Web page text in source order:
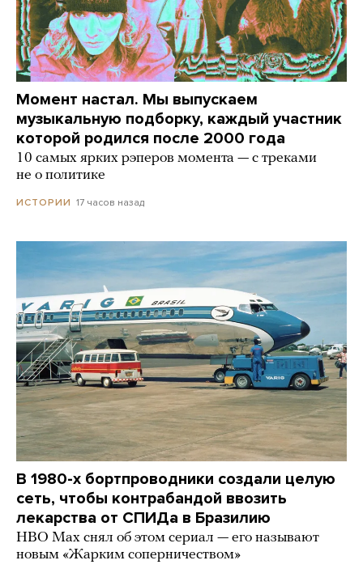
Момент настал. Мы выпускаем
музыкальную подборку, каждый участник
которой родился после 2000 года
10 самых ярких рэперов момента — с треками
не о политике
ИСТОРИИ 17 часов назад
В 1980-х бортпроводники создали целую
сеть, чтобы контрабандой ввозить
лекарства от СПИДа в Бразилию
HBO Max снял об этом сериал — его называют
новым «Жарким соперничеством»